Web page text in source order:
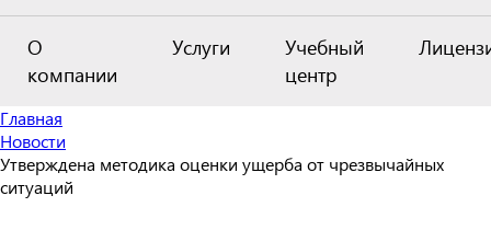
О
компании
Услуги
Учебный
центр
Главная
Новости
Утверждена методика оценки ущерба от чрезвычайных
ситуаций